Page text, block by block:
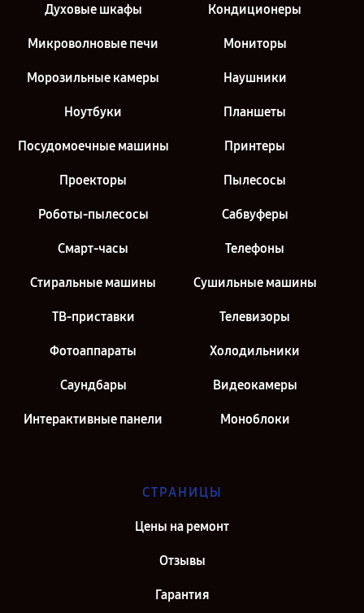
Духовые шкафы Кондиционеры
Микроволновые печи Мониторы
Морозильные камеры Наушники
Ноутбуки Планшеты
Посудомоечные машины Принтеры
Проекторы Пылесосы
Роботы-пылесосы Сабвуферы
Смарт-часы Телефоны
Стиральные машины Сушильные машины
ТВ-приставки Телевизоры
Фотоаппараты Холодильники
Саундбары Видеокамеры
Интерактивные панели Моноблоки
СТРАНИЦЫ
Цены на ремонт
Отзывы
Гарантия